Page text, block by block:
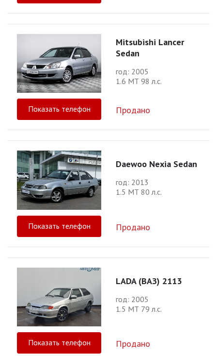
Mitsubishi Lancer
Sedan
год: 2005
1.6 МТ 98 л.с.
Показать телефон Продано
Daewoo Nexia Sedan
год: 2013
1.5 МТ 80 л.с.
Показать телефон Продано
LADA (ВАЗ) 2113
год: 2005
1.5 МТ 79 л.с.
Показать телефон Продано